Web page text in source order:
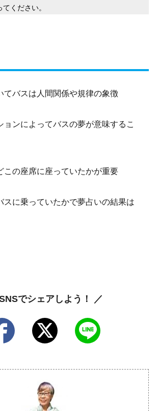
ください。
てバスは人間関係や規律の象徴
ョンによってバスの夢が意味するこ
この座席に座っていたかが重要
スに乗っていたかで夢占いの結果は
でシェアしよう！ ／